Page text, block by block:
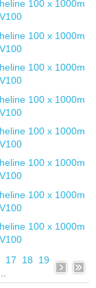
17 18
19